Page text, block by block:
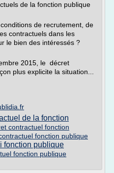
de la fonction publique
de recrutement, de
contractuels dans les
le bien des intéressés ?
2015, le décret
plus explicite la situation...
de la fonction
contractuel fonction
fonction publique
fonction publique
fonction publique